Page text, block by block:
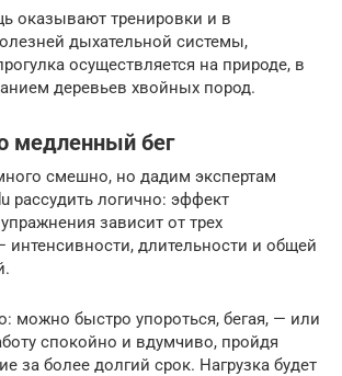
оказывают тренировки и в
дыхательной системы,
осуществляется на природе, в
деревьев хвойных пород.
медленный бег
смешно, но дадим экспертам
рассудить логично: эффект
зависит от трех
длительности и общей
можно быстро упороться, бегая, — или
спокойно и вдумчиво, пройдя
за более долгий срок. Нагрузка будет